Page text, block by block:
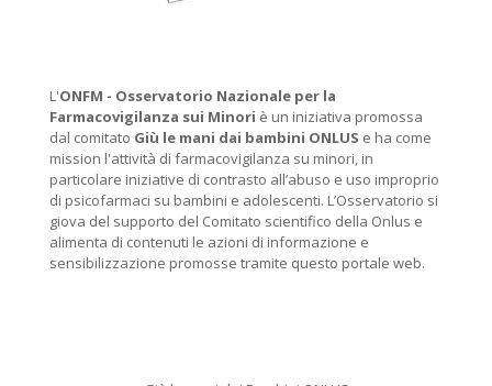
L'ONFM - Osservatorio Nazionale per la
Farmacovigilanza sui Minori è un iniziativa promossa
dal comitato Giù le mani dai bambini ONLUS e ha come
mission l'attività di farmacovigilanza su minori, in
particolare iniziative di contrasto all’abuso e uso improprio
di psicofarmaci su bambini e adolescenti. L’Osservatorio si
giova del supporto del Comitato scientifico della Onlus e
alimenta di contenuti le azioni di informazione e
sensibilizzazione promosse tramite questo portale web.